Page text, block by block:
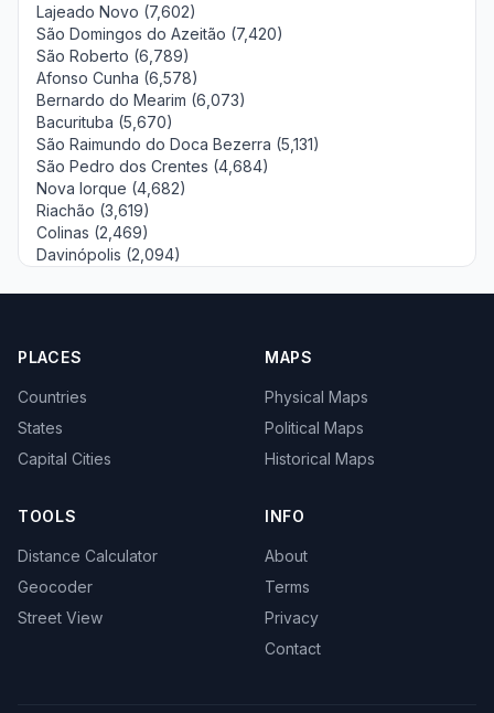
Lajeado Novo (7,602)
São Domingos do Azeitão (7,420)
São Roberto (6,789)
Afonso Cunha (6,578)
Bernardo do Mearim (6,073)
Bacurituba (5,670)
São Raimundo do Doca Bezerra (5,131)
São Pedro dos Crentes (4,684)
Nova Iorque (4,682)
Riachão (3,619)
Colinas (2,469)
Davinópolis (2,094)
PLACES
Countries
States
Capital Cities
MAPS
Physical Maps
Political Maps
Historical Maps
TOOLS
Distance Calculator
Geocoder
Street View
INFO
About
Terms
Privacy
Contact